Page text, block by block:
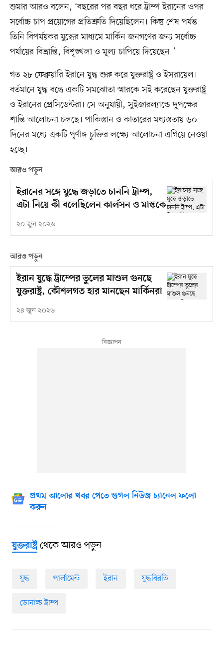
শুমার আরও বলেন, ‘বছরের পর বছর ধরে ট্রাম্প ইরানের ওপর
সর্বোচ্চ চাপ প্রয়োগের প্রতিশ্রুতি দিয়েছিলেন। কিন্তু শেষ পর্যন্ত
তিনি বিপর্যয়কর যুদ্ধের মাধ্যমে মার্কিন জনগণের জন্য সর্বোচ্চ
পর্যায়ের বিভ্রান্তি, বিশৃঙ্খলা ও মূল্য চাপিয়ে দিয়েছেন।’
গত ২৮ ফেব্রুয়ারি ইরানে যুদ্ধ শুরু করে যুক্তরাষ্ট্র ও ইসরায়েল।
বর্তমানে যুদ্ধ বন্ধে একটি সমঝোতা স্মারকে সই করেছেন যুক্তরাষ্ট্র
ও ইরানের প্রেসিডেন্টরা। সে অনুযায়ী, সুইজারল্যান্ডে দুপক্ষের
শান্তি আলোচনা চলছে। পাকিস্তান ও কাতারের মধ্যস্ততায় ৬০
দিনের মধ্যে একটি পূর্ণাঙ্গ চুক্তির লক্ষ্যে আলোচনা এগিয়ে নেওয়া
হচ্ছে।
আরও পড়ুন
ইরানের সঙ্গে যুদ্ধে জড়াতে চাননি ট্রাম্প,
এটা নিয়ে কী বলেছিলেন কার্লসন ও মাস্ককে
২০ জুন ২০২৬
আরও পড়ুন
ইরান যুদ্ধে ট্রাম্পের ভুলের মাশুল গুনছে
যুক্তরাষ্ট্র, কৌশলগত হার মানছেন মার্কিনরা
২৪ জুন ২০২৬
প্রথম আলোর খবর পেতে গুগল নিউজ চ্যানেল ফলো
করুন
যুক্তরাষ্ট্রথেকে আরও পড়ুন
যুদ্ধ পার্লামেন্ট ইরান যুদ্ধবিরতি
ডোনাল্ড ট্রাম্প